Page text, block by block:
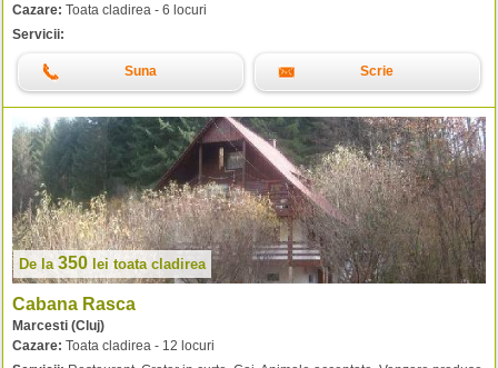
Cazare: Toata cladirea - 6 locuri
Servicii:
Suna Scrie
De la 350 lei toata cladirea
Cabana Rasca
Marcesti (Cluj)
Cazare: Toata cladirea - 12 locuri